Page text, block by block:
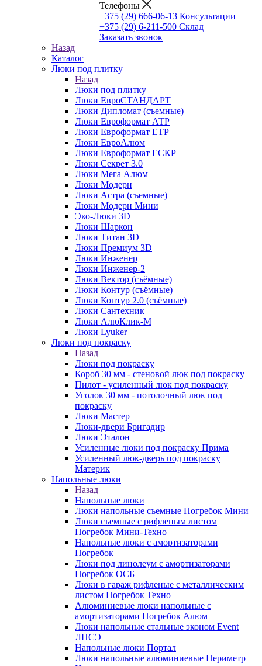
Телефоны
+375 (29) 666-06-13 Консультации
+375 (29) 6-211-500 Склад
Заказать звонок
Назад
Каталог
Люки под плитку
Назад
Люки под плитку
Люки ЕвроСТАНДАРТ
Люки Дипломат (съемные)
Люки Евроформат АТР
Люки Евроформат ЕТР
Люки ЕвроАлюм
Люки Евроформат ЕСКР
Люки Секрет 3.0
Люки Мега Алюм
Люки Модерн
Люки Астра (съемные)
Люки Модерн Мини
Эко-Люки 3D
Люки Шаркон
Люки Титан 3D
Люки Премиум 3D
Люки Инженер
Люки Инженер-2
Люки Вектор (съёмные)
Люки Контур (съёмные)
Люки Контур 2.0 (съёмные)
Люки Сантехник
Люки АлюКлик-М
Люки Lyuker
Люки под покраску
Назад
Люки под покраску
Короб 30 мм - стеновой люк под покраску
Пилот - усиленный люк под покраску
Уголок 30 мм - потолочный люк под
покраску
Люки Мастер
Люки-двери Бригадир
Люки Эталон
Усиленные люки под покраску Прима
Усиленный люк-дверь под покраску
Материк
Напольные люки
Назад
Напольные люки
Люки напольные съемные Погребок Мини
Люки съемные с рифленым листом
Погребок Мини-Техно
Напольные люки с амортизаторами
Погребок
Люки под линолеум с амортизаторами
Погребок ОСБ
Люки в гараж рифленые с металлическим
листом Погребок Техно
Алюминиевые люки напольные с
амортизаторами Погребок Алюм
Люки напольные стальные эконом Event
ЛНСЭ
Напольные люки Портал
Люки напольные алюминиевые Периметр